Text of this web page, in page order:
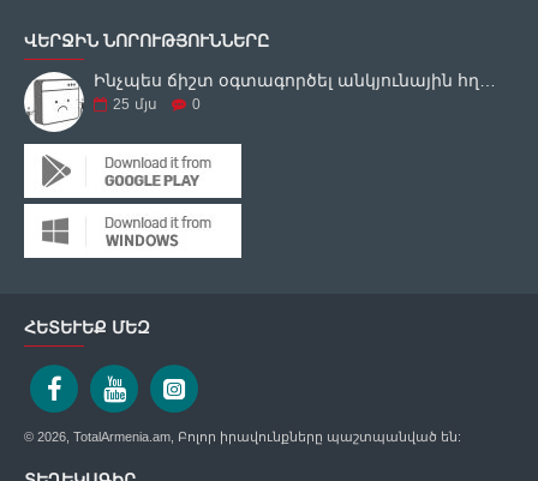
ՎԵՐՋԻՆ ՆՈՐՈՒԹՅՈՒՆՆԵՐԸ
25 մյս 0
ՀԵՏԵՒԵՔ ՄԵԶ
© 2026, TotalArmenia.am, Բոլոր իրավունքները պաշտպանված են: